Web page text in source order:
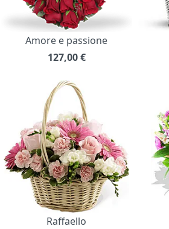
Amore e passione
127,00 €
Raffaello